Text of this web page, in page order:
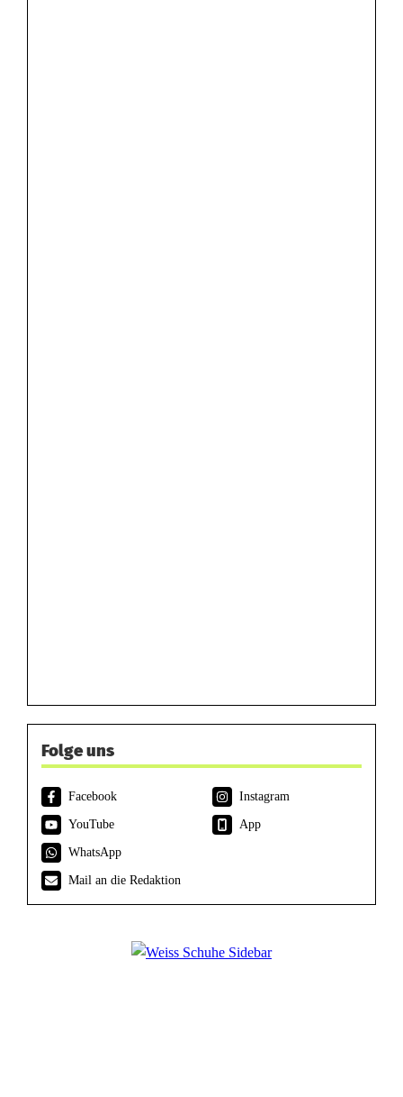
Folge uns
Facebook
Instagram
YouTube
App
WhatsApp
Mail an die Redaktion